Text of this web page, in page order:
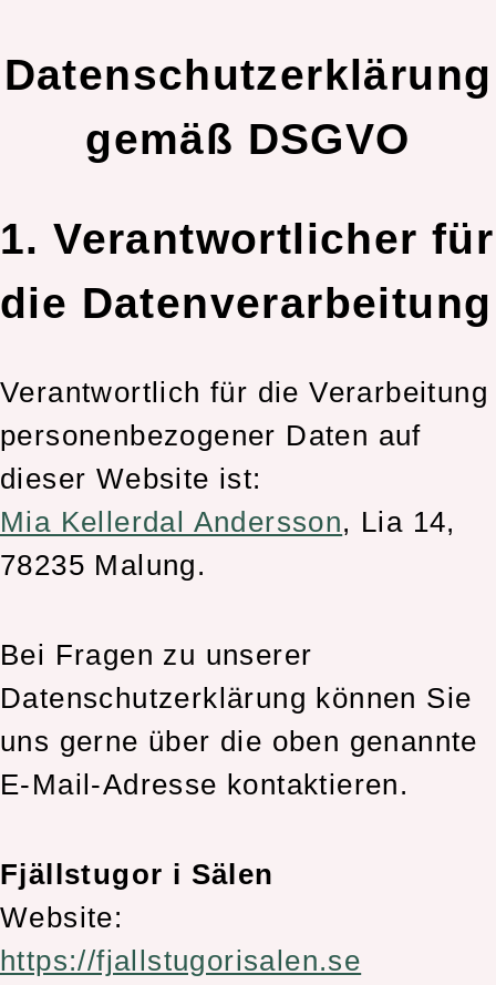
Datenschutzerklärung
gemäß DSGVO
1. Verantwortlicher für
die Datenverarbeitung
Verantwortlich für die Verarbeitung
personenbezogener Daten auf
dieser Website ist:
Mia Kellerdal Andersson, Lia 14,
78235 Malung.
Bei Fragen zu unserer
Datenschutzerklärung können Sie
uns gerne über die oben genannte
E-Mail-Adresse kontaktieren.
Fjällstugor i Sälen
Website:
https://fjallstugorisalen.se